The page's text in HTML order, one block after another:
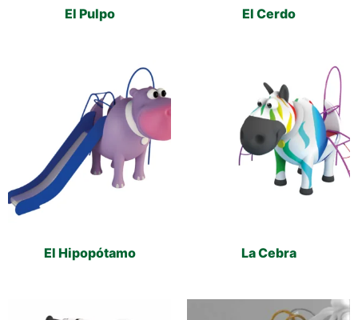
El Pulpo El Cerdo
El Hipopótamo La Cebra